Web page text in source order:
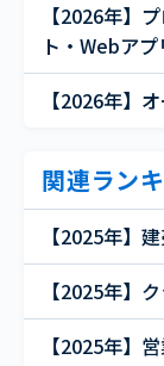
【2026年】
ト・Webア
【2026年】
関連ラン
【2025年】
【2025年】
【2025年】